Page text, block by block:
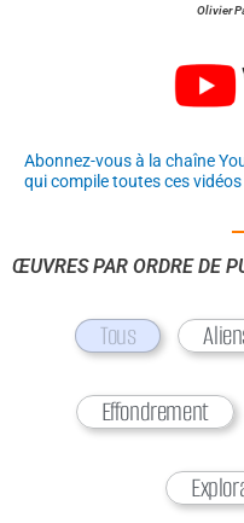
Olivier
Abonnez-vous à la chaîne
qui compile toutes ces vidéos
ŒUVRES PAR ORDRE DE
Tous
Effondrement